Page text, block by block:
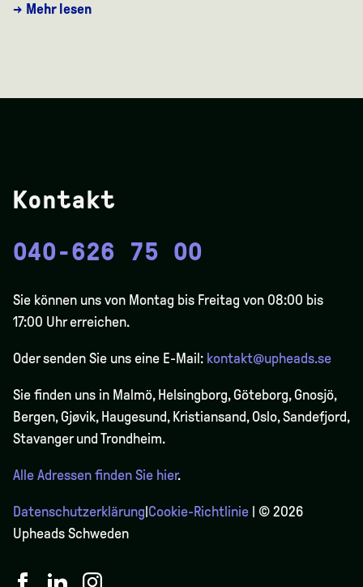
→ Mehr lesen
Kontakt
040-626 75 00
Sie können uns von Montag bis Freitag von 08:00 bis
17:00 Uhr erreichen.
Oder senden Sie uns eine E-Mail: kontakt@upheads.se
Sie finden uns in Malmö, Helsingborg, Göteborg, Gnosjö,
Bergen,Gjøvik, Haugesund, Kristiansand, Oslo, Sandefjord,
Stavanger und Trondheim.
Alle Adressen finden Sie hier.
Datenschutzerklärung Cookie-Richtlinie | © 2026
Upheads Schweden